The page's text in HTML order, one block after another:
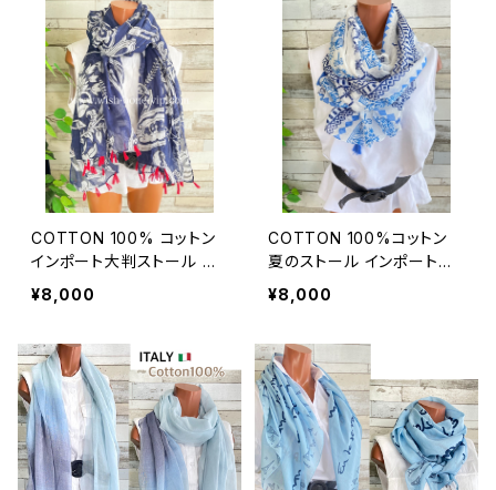
COTTON 100% コットン
インポート大判ストール ｜
ロングストール・心地よい肌
触りのスカーフ/ネイビー＆
¥8,000
COTTON 100%コットン
夏のストール インポート大
判・ロングストール・通気
性・肌触り良いスカーフ/エ
¥8,000